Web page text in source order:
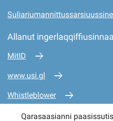
Allanut
MitID
www.usi.gl
Whistleblower
www.mio.gl
Qarasaasianni